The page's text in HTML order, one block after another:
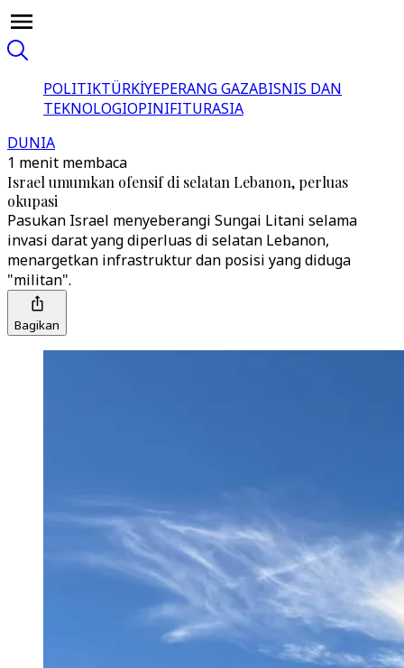
POLITIKTÜRKİYEPERANG GAZABISNIS DAN
TEKNOLOGIOPINIFITURASIA
DUNIA
1 menit membaca
Israel umumkan ofensif di selatan Lebanon, perluas
okupasi
Pasukan Israel menyeberangi Sungai Litani selama
invasi darat yang diperluas di selatan Lebanon,
menargetkan infrastruktur dan posisi yang diduga
"militan".
Bagikan